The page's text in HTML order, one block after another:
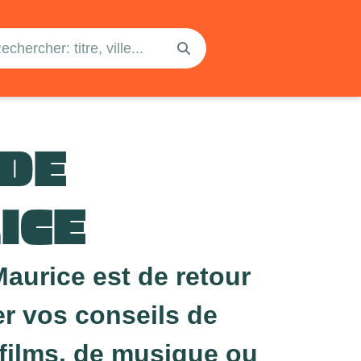
est de retour
vos conseils de
de musique ou